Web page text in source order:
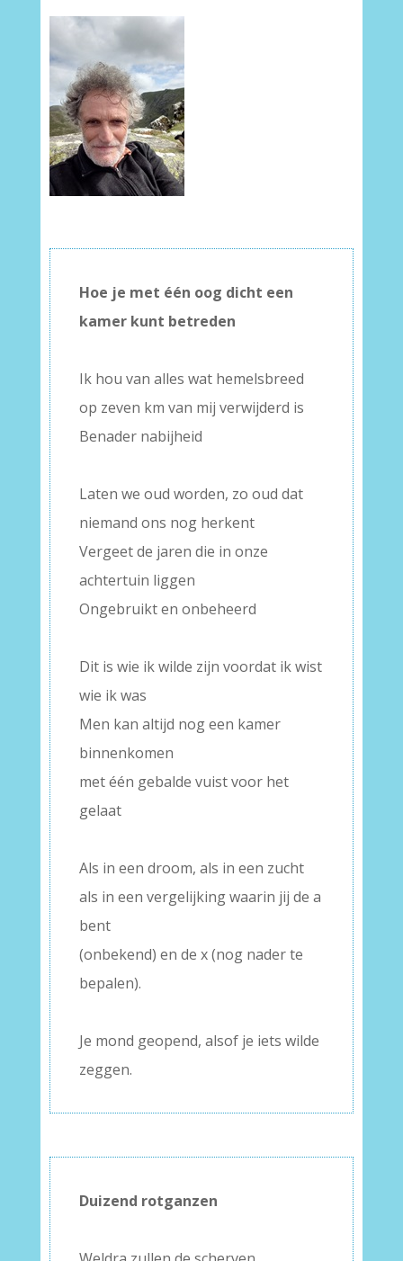
Hoe je met één oog dicht een
kamer kunt betreden
Ik hou van alles wat hemelsbreed
op zeven km van mij verwijderd is
Benader nabijheid
Laten we oud worden, zo oud dat
niemand ons nog herkent
Vergeet de jaren die in onze
achtertuin liggen
Ongebruikt en onbeheerd
Dit is wie ik wilde zijn voordat ik wist
wie ik was
Men kan altijd nog een kamer
binnenkomen
met één gebalde vuist voor het
gelaat
Als in een droom, als in een zucht
als in een vergelijking waarin jij de a
bent
(onbekend) en de x (nog nader te
bepalen).
Je mond geopend, alsof je iets wilde
zeggen.
Duizend rotganzen